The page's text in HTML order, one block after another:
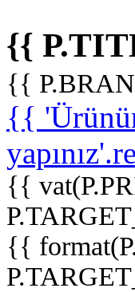
{{
{{
{{
{{
{{